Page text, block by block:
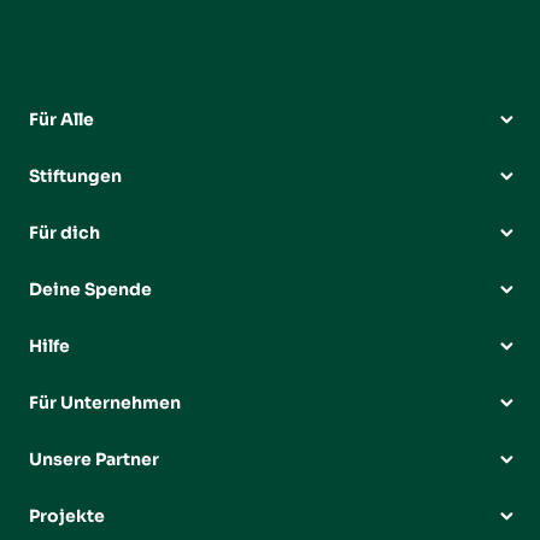
Für Alle
Stiftungen
Für dich
Deine Spende
Hilfe
Für Unternehmen
Unsere Partner
Projekte